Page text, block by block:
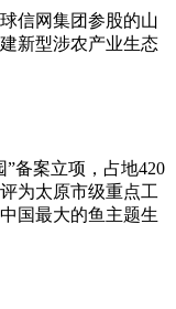
集团参股的山
新型涉农产业生态
备案立项，占地420
评为太原市级重点工
中国最大的鱼主题生